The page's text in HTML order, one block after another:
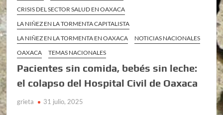
CRISIS DEL SECTOR SALUD EN OAXACA
LA NIÑEZ EN LA TORMENTA CAPITALISTA
LA NIÑEZ EN LA TORMENTA EN OAXACA
NOTICIAS NACIONALES
OAXACA
TEMAS NACIONALES
Pacientes sin comida, bebés sin leche:
el colapso del Hospital Civil de Oaxaca
grieta 31 julio, 2025